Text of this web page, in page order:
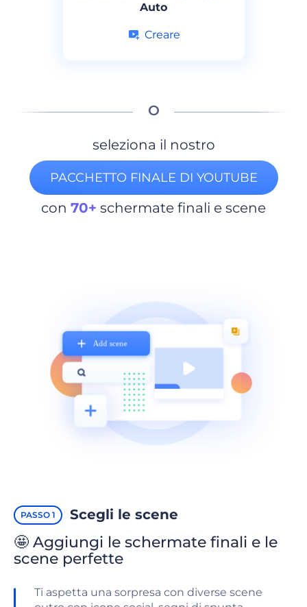
Auto
Creare
O
seleziona il nostro
PACCHETTO FINALE DI YOUTUBE
con 70+ schermate finali e scene
PASSO 1 Scegli le scene
🤩 Aggiungi le schermate finali e le
scene perfette
Ti aspetta una sorpresa con diverse scene